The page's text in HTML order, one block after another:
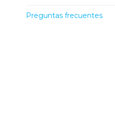
Preguntas frecuentes